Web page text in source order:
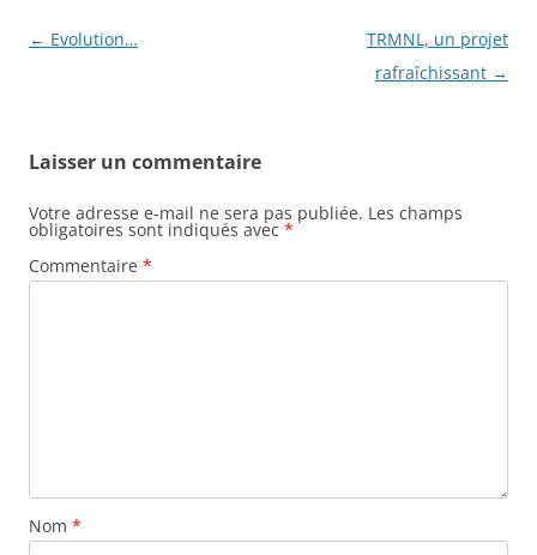
Navigation
← Evolution…
TRMNL, un projet
rafraîchissant →
Laisser un commentaire
Votre adresse e-mail ne sera pas publiée. Les champs
obligatoires sont indiqués avec *
Commentaire *
Nom *